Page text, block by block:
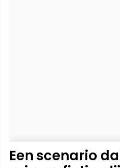
Een scenario